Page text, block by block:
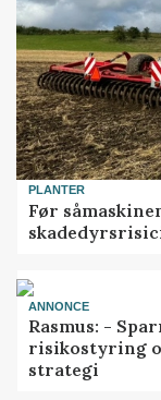
PLANTER
Før
ANNONCE
Rasmus: -
risikostyring
strategi